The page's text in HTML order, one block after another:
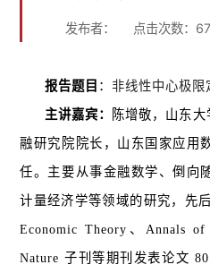
发布者： 点击次数：
报告题目 ：非线性中心极限
主讲嘉宾： 陈增敬，山东
融研究院院长，山东国家应用
任。主要从事金融数学、倒向
计量经济学等领域的研究，先
Economic Theory、Annals
Nature 子刊等期刊发表论文